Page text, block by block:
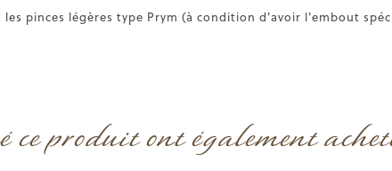
pinces légères type Prym (à condition d'avoir l'embout
ce produit ont également